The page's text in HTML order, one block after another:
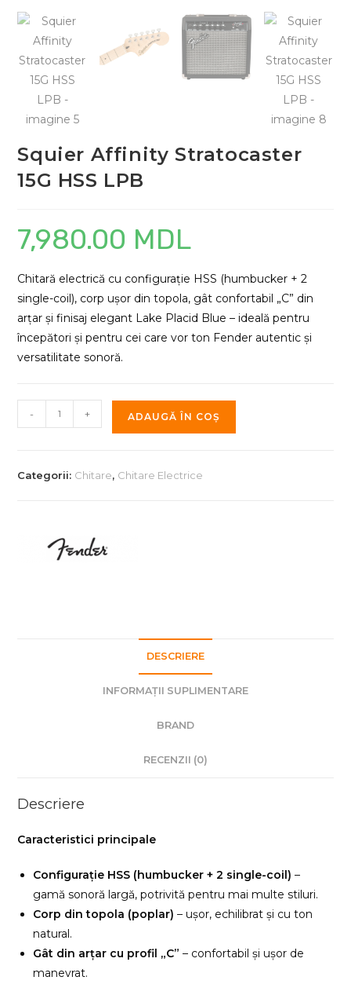
Squier Affinity Stratocaster
15G HSS LPB
7,980.00 MDL
Chitară electrică cu configurație HSS (humbucker + 2
single-coil), corp ușor din topola, gât confortabil „C” din
arțar și finisaj elegant Lake Placid Blue – ideală pentru
începători și pentru cei care vor ton Fender autentic și
versatilitate sonoră.
Cantitate
Squier
- + ADAUGĂ ÎN COȘ
Categorii: Chitare, Chitare Electrice
DESCRIERE
INFORMAȚII SUPLIMENTARE
BRAND
RECENZII (0)
Descriere
Caracteristici principale
Configurație HSS (humbucker + 2 single-coil) –
gamă sonoră largă, potrivită pentru mai multe stiluri.
Corp din topola (poplar) – ușor, echilibrat și cu ton
natural.
Gât din arțar cu profil „C” – confortabil și ușor de
manevrat.